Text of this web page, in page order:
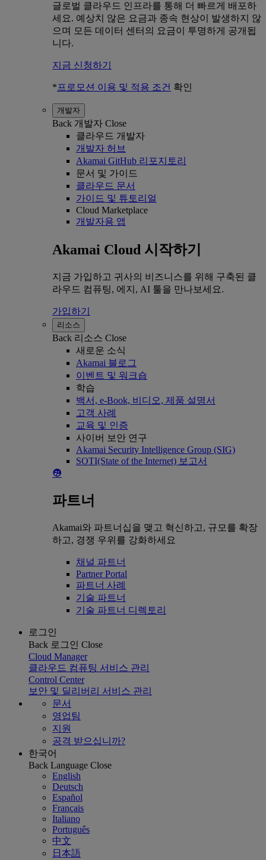
글로벌 클라우드 인프라를 통해 더 빠르게 배포하
세요. 예상치 않은 요금과 종속 현상이 발생하지 않
으며 모든 데이터 센터의 요금이 투명하게 공개됩
니다.
지금 신청하기
*프로모션 이용 및 적용 조건 확인
개발자
Back 개발자 Close
클라우드 개발자
개발자 허브
Akamai GitHub 리포지토리
문서 및 가이드
클라우드 문서
가이드 및 튜토리얼
Cloud Marketplace
개발자용 앱
Akamai Cloud 시작하기
지금 가입하고 귀사의 비즈니스를 위해 구축된 클
라우드 컴퓨팅, 에지, AI 툴을 만나보세요.
가입하기
리소스
Back 리소스 Close
새로운 소식
Akamai 블로그
이벤트 및 워크숍
학습
백서, e-Book, 비디오, 제품 설명서
고객 사례
교육 및 인증
사이버 보안 연구
Akamai Security Intelligence Group (SIG)
SOTI(State of the Internet) 보고서
파트너
Akamai와 파트너십을 맺고 혁신하고, 규모를 확장
하고, 경쟁 우위를 강화하세요
채널 파트너
Partner Portal
파트너 사례
기술 파트너
기술 파트너 디렉토리
로그인
Back 로그인 Close
Cloud Manager
클라우드 컴퓨팅 서비스 관리
Control Center
보안 및 딜리버리 서비스 관리
문서
영업팀
지원
공격 받으십니까?
한국어
Back Language Close
English
Deutsch
Español
Français
Italiano
Português
中文
日本語